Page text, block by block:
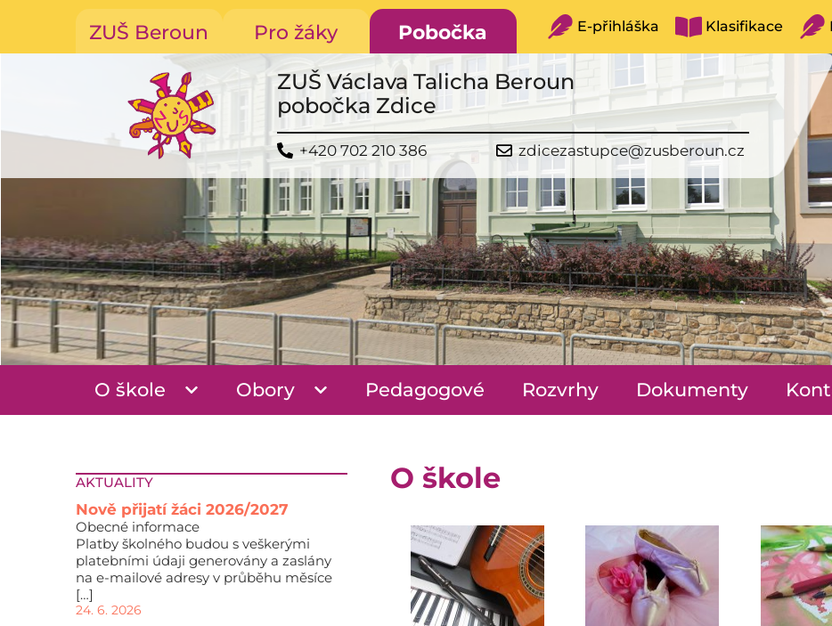
ZUŠ Beroun Pro žáky Pobočka E-přihláška Klasifikace
ZUŠ Václava Talicha Beroun
pobočka Zdice
+420 702 210 386 zdicezastupce@zusberoun.cz
O škole Obory Pedagogové Rozvrhy Dokumenty
AKTUALITY
Nově přijatí žáci 2026/2027
Obecné informace
Platby školného budou s veškerými
platebními údaji generovány a zaslány
na e-mailové adresy v průběhu měsíce
[…]
24. 6. 2026
O škole